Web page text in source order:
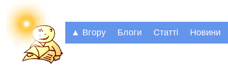
▲ Вгору Блоги Статті Новини